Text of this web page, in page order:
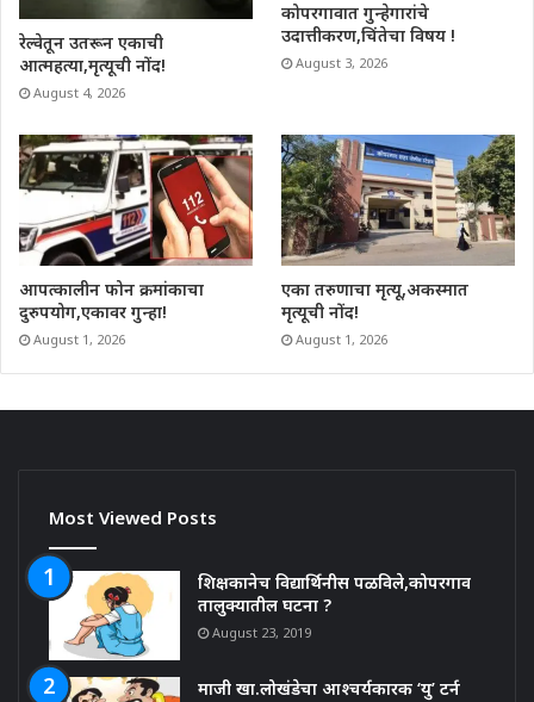
रेल्वेतून उतरून एकाची
आत्महत्या,मृत्यूची नोंद!
August 4, 2026
कोपरगावात गुन्हेगारांचे
उदात्तीकरण,चिंतेचा विषय !
August 3, 2026
आपत्कालीन फोन क्रमांकाचा
दुरुपयोग,एकावर गुन्हा!
August 1, 2026
एका तरुणाचा मृत्यू,अकस्मात
मृत्यूची नोंद!
August 1, 2026
Most Viewed Posts
शिक्षकानेच विद्यार्थिनीस पळविले,कोपरगाव
तालुक्यातील घटना ?
August 23, 2019
माजी खा.लोखंडेचा आश्चर्यकारक ‘यु’ टर्न